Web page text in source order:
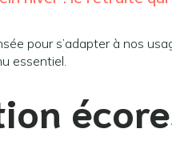
pour s’adapter à nos
essentiel.